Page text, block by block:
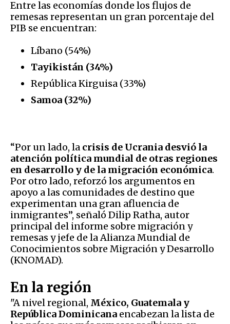
Entre las economías donde los flujos de
remesas representan un gran porcentaje del
PIB se encuentran:
Líbano (54%)
Tayikistán (34%)
República Kirguisa (33%)
Samoa (32%)
“Por un lado, la crisis de Ucrania desvió la
atención política mundial de otras regiones
en desarrollo y de la migración económica.
Por otro lado, reforzó los argumentos en
apoyo a las comunidades de destino que
experimentan una gran afluencia de
inmigrantes”, señaló Dilip Ratha, autor
principal del informe sobre migración y
remesas y jefe de la Alianza Mundial de
Conocimientos sobre Migración y Desarrollo
(KNOMAD).
En la región
"A nivel regional, México, Guatemala y
República Dominicana encabezan la lista de